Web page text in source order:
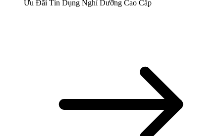
Ưu Đãi Tín Dụng Nghỉ Dưỡng Cao Cấp